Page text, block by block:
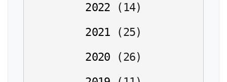
2022
( 14)
2021
(25)
2020
(26)